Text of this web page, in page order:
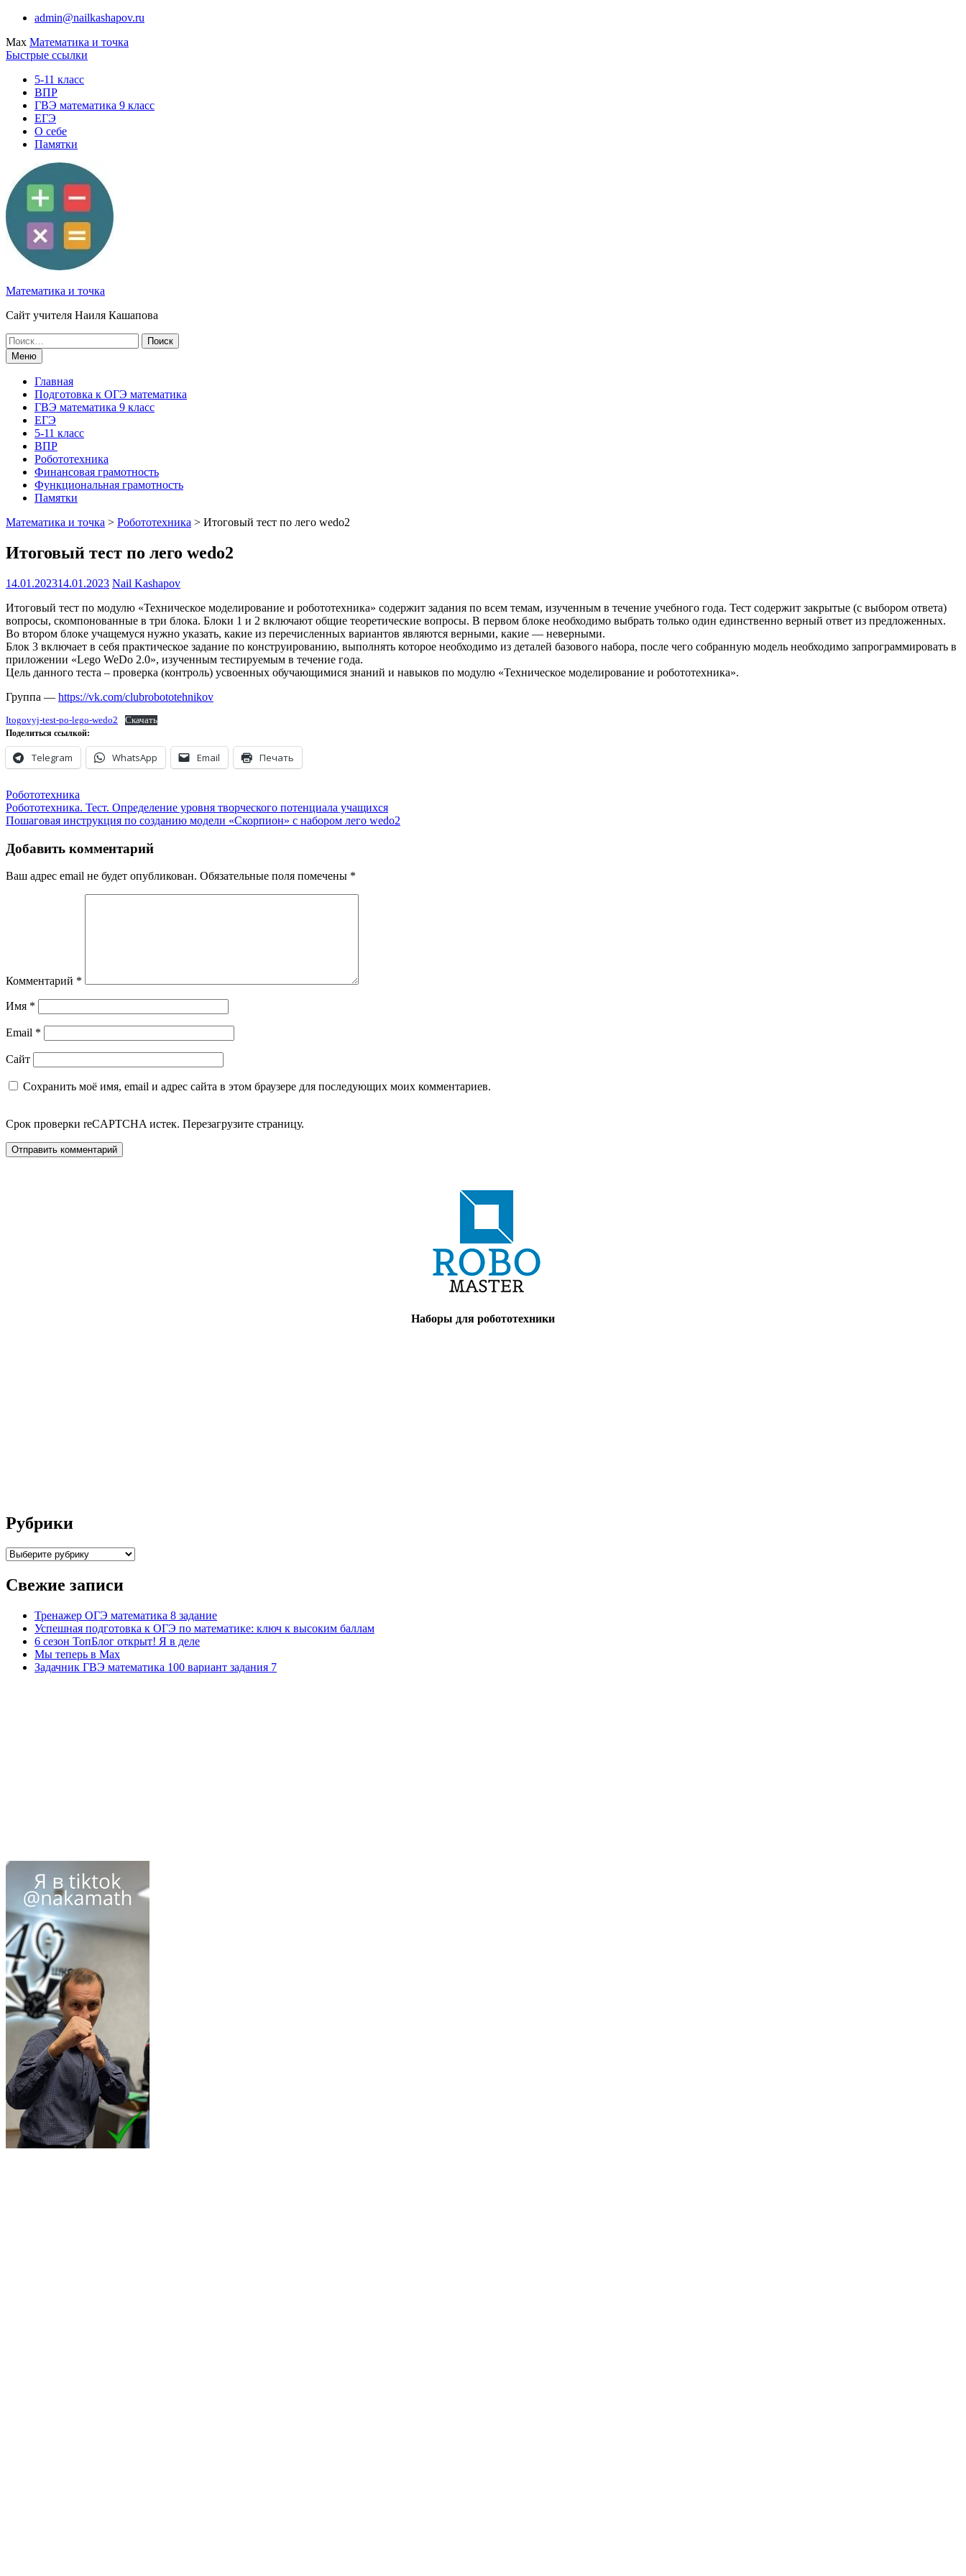
Перейти
содержимому
admin@nailkashapov.ru
Max Математика и точка
Быстрые ссылки
5-11 класс
ВПР
ГВЭ математика 9 класс
ЕГЭ
О себе
Памятки
Математика и точка
Сайт учителя Наиля Кашапова
Поиск
по:Меню
Главная
Подготовка к ОГЭ математика
ГВЭ математика 9 класс
ЕГЭ
5-11 класс
ВПР
Робототехника
Финансовая грамотность
Функциональная грамотность
Памятки
Математика и точка > Робототехника > Итоговый тест по лего wedo2
Итоговый тест по лего wedo2
14.01.202314.01.2023 Nail Kashapov
Итоговый тест по модулю «Техническое моделирование и робототехника» содержит задания по всем темам, изученным в течение учебного года. Тест содержит закрытые (с выбором ответа)
вопросы, скомпонованные в три блока. Блоки 1 и 2 включают общие теоретические вопросы. В первом блоке необходимо выбрать только один единственно верный ответ из предложенных.
Во втором блоке учащемуся нужно указать, какие из перечисленных вариантов являются верными, какие — неверными.
Блок 3 включает в себя практическое задание по конструированию, выполнять которое необходимо из деталей базового набора, после чего собранную модель необходимо запрограммировать в
приложении «Lego WeDo 2.0», изученным тестируемым в течение года.
Цель данного теста – проверка (контроль) усвоенных обучающимися знаний и навыков по модулю «Техническое моделирование и робототехника».
Группа — https://vk.com/clubrobototehnikov
Itogovyj-test-po-lego-wedo2
Скачать
Поделиться ссылкой:
Telegram WhatsApp Email Печать
Робототехника
Навигация
по
записям
Робототехника. Тест. Определение уровня творческого потенциала учащихся
Пошаговая инструкция по созданию модели «Скорпион» с набором лего wedo2
Добавить комментарий
Ваш адрес email не будет опубликован. Обязательные поля помечены *
Комментарий *
Имя *
Email *
Сайт
Сохранить моё имя, email и адрес сайта в этом браузере для последующих моих комментариев.
Срок проверки reCAPTCHA истек. Перезагрузите страницу.
Наборы для робототехники
Рубрики
Рубрики
Свежие записи
Тренажер ОГЭ математика 8 задание
Успешная подготовка к ОГЭ по математике: ключ к высоким баллам
6 сезон ТопБлог открыт! Я в деле
Мы теперь в Max
Задачник ГВЭ математика 100 вариант задания 7